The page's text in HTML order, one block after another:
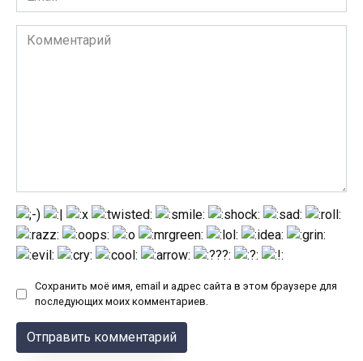
*
Комментарий
Сохранить моё имя, email и адрес сайта в этом браузере для
последующих моих комментариев.